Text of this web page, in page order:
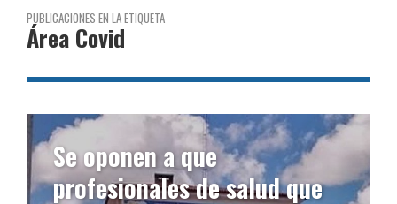
PUBLICACIONES EN LA ETIQUETA
Área Covid
Se oponen a que
profesionales de salud que